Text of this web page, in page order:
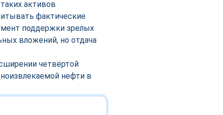
активов
фактические
поддержки зрелых
вложений, но отдача
четвёртой
нефти в